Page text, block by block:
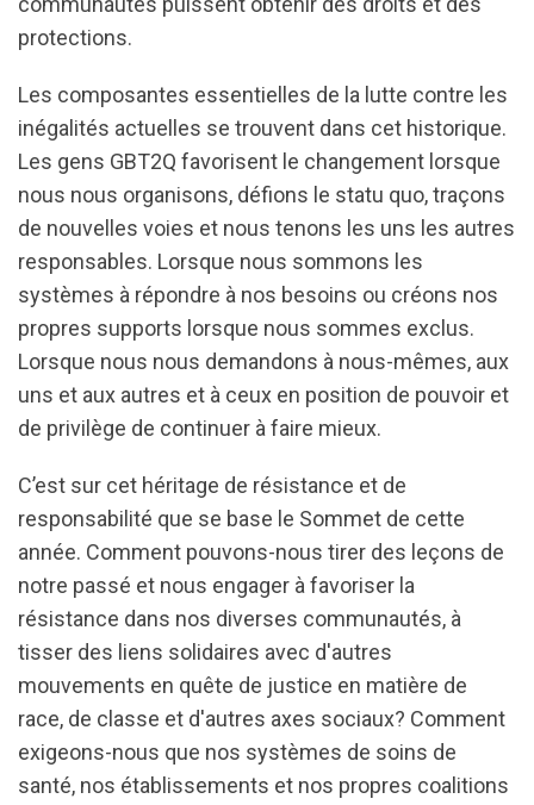
protections.
Les composantes essentielles de la lutte contre les
inégalités actuelles se trouvent dans cet historique.
Les gens GBT2Q favorisent le changement lorsque
nous nous organisons, défions le statu quo, traçons
de nouvelles voies et nous tenons les uns les autres
responsables. Lorsque nous sommons les
systèmes à répondre à nos besoins ou créons nos
propres supports lorsque nous sommes exclus.
Lorsque nous nous demandons à nous-mêmes, aux
uns et aux autres et à ceux en position de pouvoir et
de privilège de continuer à faire mieux.
C’est sur cet héritage de résistance et de
responsabilité que se base le Sommet de cette
année. Comment pouvons-nous tirer des leçons de
notre passé et nous engager à favoriser la
résistance dans nos diverses communautés, à
tisser des liens solidaires avec d'autres
mouvements en quête de justice en matière de
race, de classe et d'autres axes sociaux? Comment
exigeons-nous que nos systèmes de soins de
santé, nos établissements et nos propres coalitions